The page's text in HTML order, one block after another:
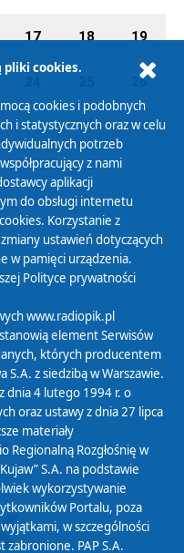
17 18 19
26
01 02 03
pliki cookies.
cookies i podobnych
i statystycznych oraz w celu
potrzeb
z nami
aplikacji
do obsługi internetu
Korzystanie z
ustawień dotyczących
w pamięci urządzenia.
Polityce prywatności
www.radiopik.pl
element Serwisów
których producentem
S.A. z siedzibą w Warszawie.
dnia 4 lutego 1994 r. o
oraz ustawy z dnia 27 lipca
materiały
Regionalną Rozgłośnię w
S.A. na podstawie
wykorzystywanie
Portalu, poza
w szczególności
PAP S.A.